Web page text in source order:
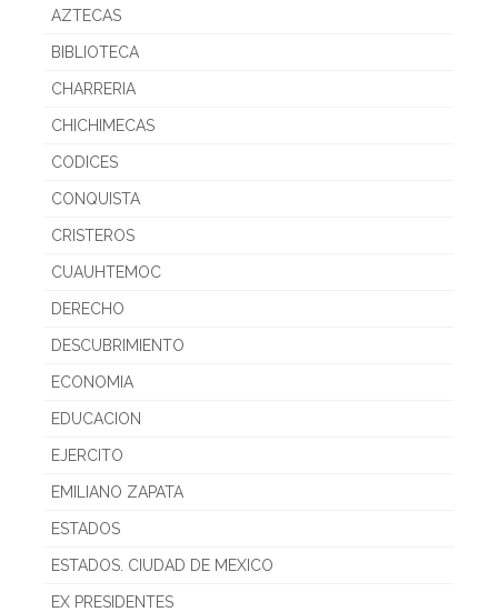
AZTECAS
BIBLIOTECA
CHARRERIA
CHICHIMECAS
CODICES
CONQUISTA
CRISTEROS
CUAUHTEMOC
DERECHO
DESCUBRIMIENTO
ECONOMIA
EDUCACION
EJERCITO
EMILIANO ZAPATA
ESTADOS
ESTADOS. CIUDAD DE MEXICO
EX PRESIDENTES